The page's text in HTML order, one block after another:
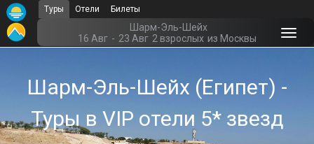
Туры Отели Билеты
Шарм-Эль-Шейх
16 Авг - 23 Авг 2 взрослых из Москвы
Шарм-Эль-Шейх (Египет) -
Туры в VIP отели 5* звезд
Главная
Офис г. Москва
Помощь